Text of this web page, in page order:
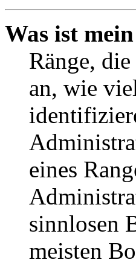
Was ist
Ränge,
an, wie
eines
sinnlosen
meisten